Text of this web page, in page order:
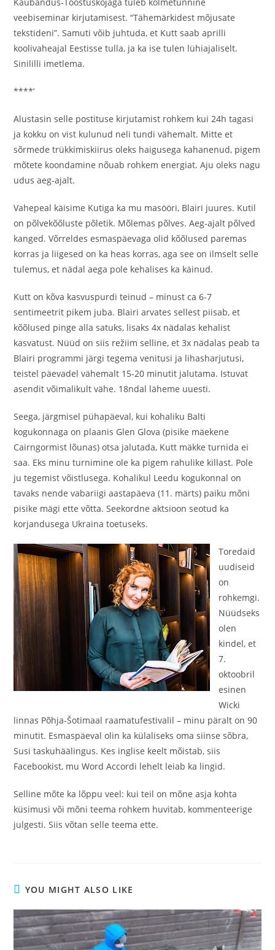
Kaubandus-Tööstuskojaga tuleb kolmetunnine
veebiseminar kirjutamisest. “Tähemärkidest mõjusate
tekstideni”. Samuti võib juhtuda, et Kutt saab aprilli
koolivaheajal Eestisse tulla, ja ka ise tulen lühiajaliselt.
Sinililli imetlema.
****’
Alustasin selle postituse kirjutamist rohkem kui 24h tagasi
ja kokku on vist kulunud neli tundi vähemalt. Mitte et
sõrmede trükkimiskiirus oleks haigusega kahanenud, pigem
mõtete koondamine nõuab rohkem energiat. Aju oleks nagu
udus aeg-ajalt.
Vahepeal käisime Kutiga ka mu masööri, Blairi juures. Kutil
on põlvekõõluste põletik. Mõlemas põlves. Aeg-ajalt põlved
kanged. Võrreldes esmaspäevaga olid kõõlused paremas
korras ja liigesed on ka heas korras, aga see on ilmselt selle
tulemus, et nädal aega pole kehalises ka käinud.
Kutt on kõva kasvuspurdi teinud – minust ca 6-7
sentimeetrit pikem juba. Blairi arvates sellest piisab, et
kõõlused pinge alla satuks, lisaks 4x nädalas kehalist
kasvatust. Nüüd on siis režiim selline, et 3x nädalas peab ta
Blairi programmi järgi tegema venitusi ja lihasharjutusi,
teistel päevadel vähemalt 15-20 minutit jalutama. Istuvat
asendit võimalikult vähe. 18ndal läheme uuesti.
Seega, järgmisel pühapäeval, kui kohaliku Balti
kogukonnaga on plaanis Glen Glova (pisike mäekene
Cairngormist lõunas) otsa jalutada, Kutt mäkke turnida ei
saa. Eks minu turnimine ole ka pigem rahulike killast. Pole
ju tegemist võistlusega. Kohalikul Leedu kogukonnal on
tavaks nende vabariigi aastapäeva (11. märts) paiku mõni
pisike mägi ette võtta. Seekordne aktsioon seotud ka
korjandusega Ukraina toetuseks.
Toredaid
uudiseid
on
rohkemgi.
Nüüdseks
olen
kindel, et
7.
oktoobril
esinen
Wicki
linnas Põhja-Šotimaal raamatufestivalil – minu päralt on 90
minutit. Esmaspäeval olin ka külaliseks oma siinse sõbra,
Susi taskuhäälingus. Kes inglise keelt mõistab, siis
Facebookist, mu Word Accordi lehelt leiab ka lingid.
Selline mõte ka lõppu veel: kui teil on mõne asja kohta
küsimusi või mõni teema rohkem huvitab, kommenteerige
julgesti. Siis võtan selle teema ette.
YOU MIGHT ALSO LIKE